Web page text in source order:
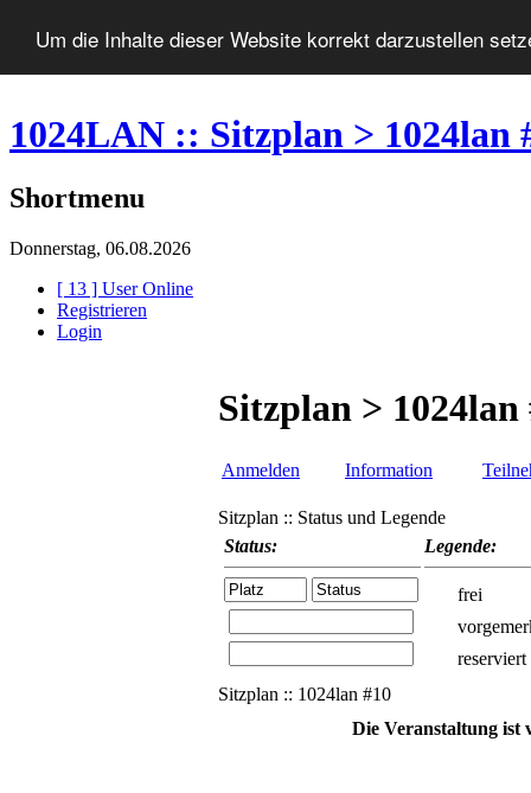
Um die Inhalte dieser Website korrekt darzustellen
1024LAN :: Sitzplan > 1024lan
Shortmenu
Donnerstag, 06.08.2026
[ 13 ] User Online
Registrieren
Login
Sitzplan > 1024lan
Anmelden Information
Sitzplan :: Status und Legende
Status:
Legende:
frei
reserviert
Sitzplan :: 1024lan #10
Die Veranstaltung ist